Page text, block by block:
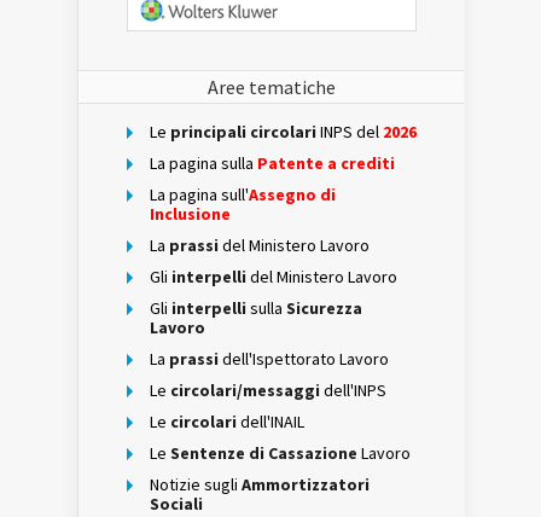
Aree tematiche
Le principali circolari INPS del 2026
La pagina sulla Patente a crediti
La pagina sull'Assegno di
Inclusione
La prassi del Ministero Lavoro
Gli interpelli del Ministero Lavoro
Gli interpelli sulla Sicurezza
Lavoro
La prassi dell'Ispettorato Lavoro
Le circolari/messaggi dell'INPS
Le circolari dell'INAIL
Le Sentenze di Cassazione Lavoro
Notizie sugli Ammortizzatori
Sociali